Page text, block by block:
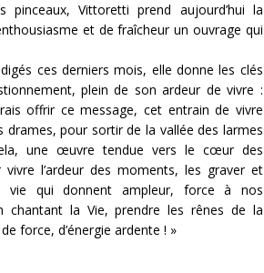
pinceaux, Vittoretti prend aujourd’hui la
et de fraîcheur un ouvrage qui
ces derniers mois, elle donne les clés
plein de son ardeur de vivre :
offrir ce message, cet entrain de vivre
drames, pour sortir de la vallée des larmes
une œuvre tendue vers le cœur des
l’ardeur des moments, les graver et
vie qui donnent ampleur, force à nos
chantant la Vie, prendre les rênes de la
force, d’énergie ardente ! »